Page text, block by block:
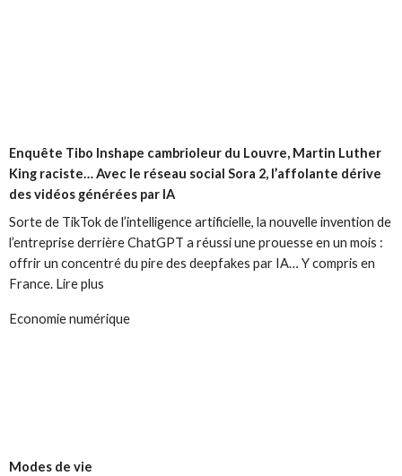
Enquête Tibo Inshape cambrioleur du Louvre, Martin Luther
King raciste… Avec le réseau social Sora 2, l’affolante dérive
des vidéos générées par IA
Sorte de TikTok de l’intelligence artificielle, la nouvelle invention de
l’entreprise derrière ChatGPT a réussi une prouesse en un mois :
offrir un concentré du pire des deepfakes par IA… Y compris en
France. Lire plus
Economie numérique
Modes de vie